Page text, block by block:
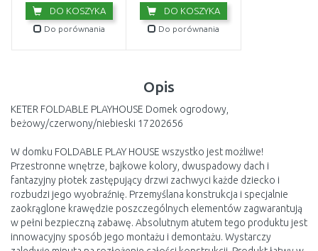
DO KOSZYKA
Do porównania
DO KOSZYKA
Do porównania
Opis
KETER FOLDABLE PLAYHOUSE Domek ogrodowy,
beżowy/czerwony/niebieski 17202656
W domku FOLDABLE PLAY HOUSE wszystko jest możliwe!
Przestronne wnętrze, bajkowe kolory, dwuspadowy dach i
fantazyjny płotek zastępujący drzwi zachwyci każde dziecko i
rozbudzi jego wyobraźnię. Przemyślana konstrukcja i specjalnie
zaokrąglone krawędzie poszczególnych elementów zagwarantują
w pełni bezpieczną zabawę. Absolutnym atutem tego produktu jest
innowacyjny sposób jego montażu i demontażu. Wystarczy